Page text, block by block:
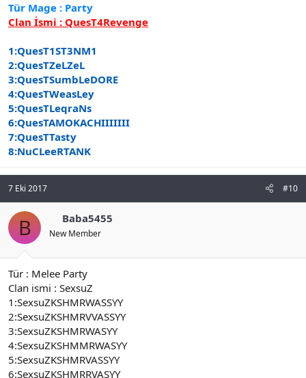
Tür Mage : Party
Clan İsmi : QuesT4Revenge
1:QuesT1ST3NM1
2:QuesTZeLZeL
3:QuesTSumbLeDORE
4:QuesTWeasLey
5:QuesTLeqraNs
6:QuesTAMOKACHIIIIIII
7:QuesTTasty
8:NuCLeeRTANK
7 Eki 2017 #10
B Baba5455
New Member
Tür : Melee Party
Clan ismi : SexsuZ
1:SexsuZKSHMRWASSYY
2:SexsuZKSHMRVVASSYY
3:SexsuZKSHMRWASYY
4:SexsuZKSHMMRWASYY
5:SexsuZKSHMRVASSYY
6:SexsuZKSHMRRVASYY